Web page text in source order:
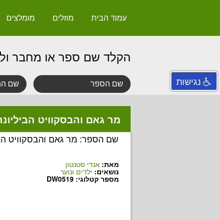
עמוד הבית מוזלים מומלצים
הקלד שם ספר או מחבר
מר גאם והבסקוויט
שם הספר: מר גאם והבסקוויט
מאת: אנדי סטנטון
נושאים: ילדים ונוער
מספר קטלוגי: DW0519
נגישות